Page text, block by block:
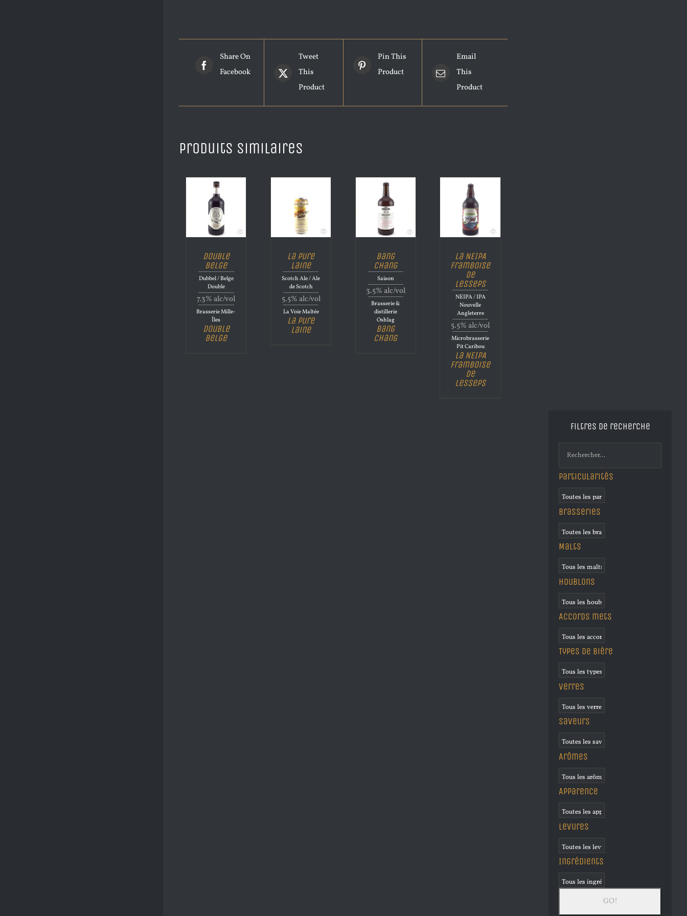
Share On
Facebook
Tweet
This
Product
Pin This
Product
Email
This
Product
Produits similaires
Double
Belge
Dubbel / Belge
Double
7.3% alc/vol
Brasserie Mille-
Îles
Double
Belge
La Pure
Laine
Scotch Ale / Ale
de Scotch
5.5% alc/vol
La Voie Maltée
La Pure
Laine
Bang
Chang
Saison
3.5% alc/vol
Brasserie &
distillerie
Oshlag
Bang
Chang
La NEIPA
Framboise
de
Lesseps
NEIPA / IPA
Nouvelle
Angleterre
5.5% alc/vol
Microbrasserie
Pit Caribou
La NEIPA
Framboise
de
Lesseps
Filtres de recherche
Particularités
Brasseries
Malts
Houblons
Accords mets
Types de bière
Verres
Saveurs
Arômes
Apparence
Levures
Ingrédients